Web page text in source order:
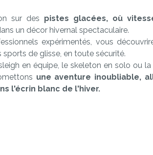
sur des pistes glacées, où
un décor hivernal spectaculaire.
expérimentés, vous
de glisse, en toute sécurité.
en équipe, le skeleton en solo ou
une aventure inoubliable,
l'écrin blanc de l'hiver.